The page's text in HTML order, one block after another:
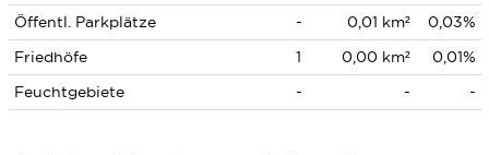
Öffentl. Parkplätze
- 0,01 km²
0,03%
Friedhöfe
1 0,00 km²
0,01%
Feuchtgebiete
- - -